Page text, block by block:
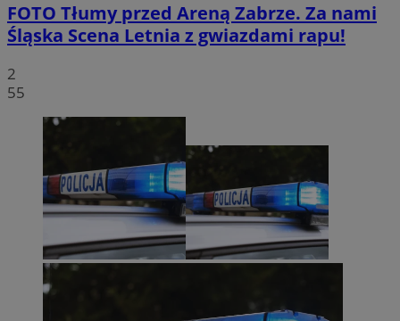
FOTO Tłumy przed Areną Zabrze. Za nami
Śląska Scena Letnia z gwiazdami rapu!
2
55